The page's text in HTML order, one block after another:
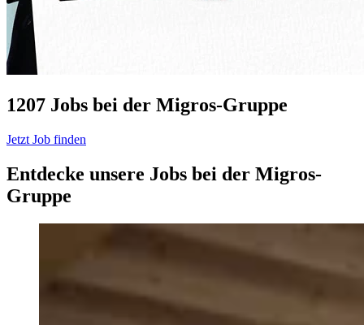
1207 Jobs bei der Migros-Gruppe
Jetzt Job finden
Entdecke unsere Jobs bei der Migros-
Gruppe